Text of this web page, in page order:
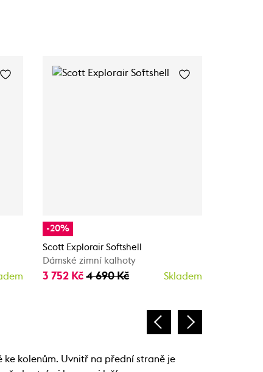
-20%
Scott Explorair Softshell
Dámské zimní kalhoty
3 752 Kč 4 690 Kč Skladem
ke kolenům. Uvnitř na přední straně je